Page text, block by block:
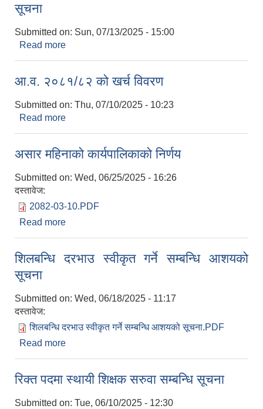
सूचना
Submitted on: Sun, 07/13/2025 - 15:00
Read more
आ.व. २०८१/८२ को खर्च विवरण
Submitted on: Thu, 07/10/2025 - 10:23
Read more
असार महिनाको कार्यपालिकाको निर्णय
Submitted on: Wed, 06/25/2025 - 16:26
दस्तावेज:
2082-03-10.PDF
Read more
शिलबन्धि दरभाउ स्वीकृत गर्ने सम्बन्धि आशयको
सूचना
Submitted on: Wed, 06/18/2025 - 11:17
दस्तावेज:
शिलबन्धि दरभाउ स्वीकृत गर्ने सम्बन्धि आशयको सूचना.PDF
Read more
रिक्त पदमा स्थायी शिक्षक सरुवा सम्बन्धि सूचना
Submitted on: Tue, 06/10/2025 - 12:30